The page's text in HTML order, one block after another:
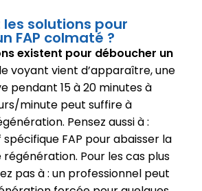
solutions pour
FAP colmaté ?
existent pour déboucher un
voyant vient d’apparaître, une
pendant 15 à 20 minutes à
minute peut suffire à
Pensez aussi à :
FAP pour abaisser la
Pour les cas plus
pas à : un professionnel peut